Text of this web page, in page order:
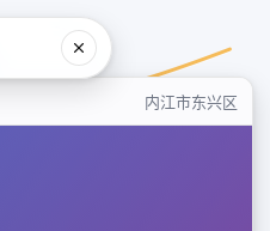
内江市东兴区